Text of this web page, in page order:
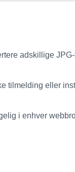
adskillige
tilmelding eller
i enhver